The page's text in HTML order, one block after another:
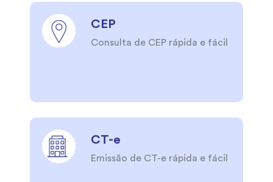
CEP
Consulta de CEP rápida e fácil
CT-e
Emissão de CT-e rápida e fácil